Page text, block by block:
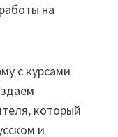
на
с курсами
который
и